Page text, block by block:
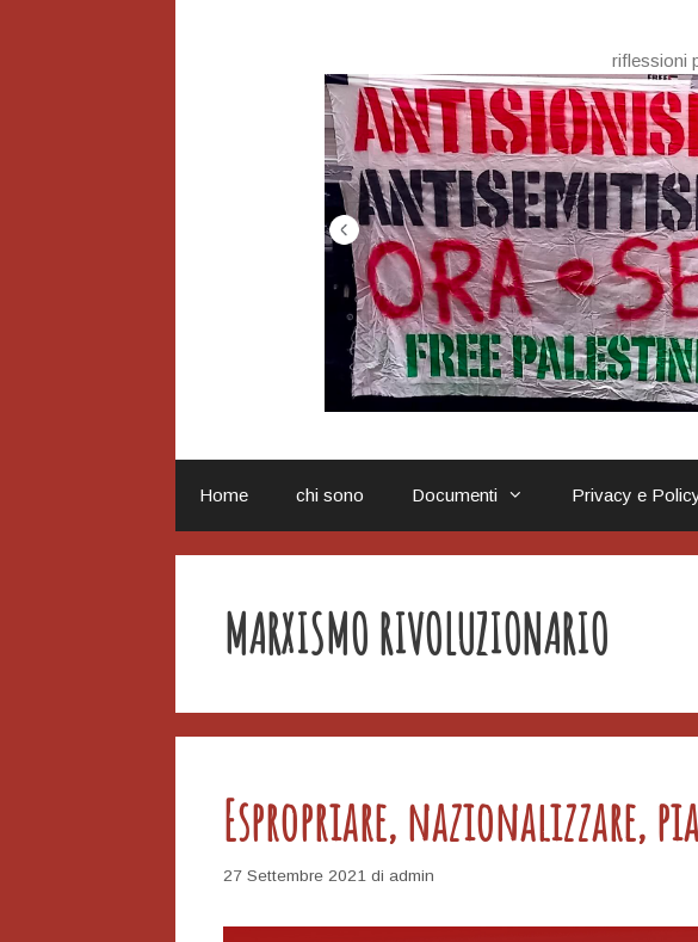
riflessioni
Home chi sono Documenti Privacy e
MARXISMO RIVOLUZIONARIO
Espropriare, nazionalizzare,
27 Settembre 2021 di admin